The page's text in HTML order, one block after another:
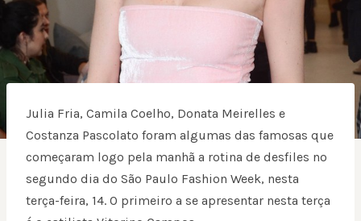
Julia Fria, Camila Coelho, Donata Meirelles e
Costanza Pascolato foram algumas das famosas que
começaram logo pela manhã a rotina de desfiles no
segundo dia do São Paulo Fashion Week, nesta
terça-feira, 14. O primeiro a se apresentar nesta terça